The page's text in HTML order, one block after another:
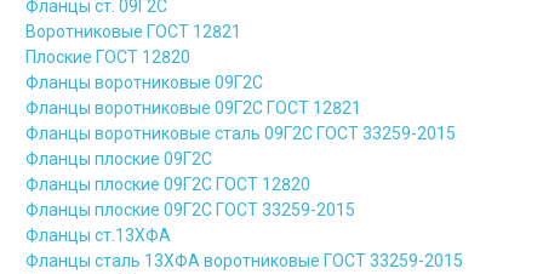
Фланцы ст. 09Г2С
Воротниковые ГОСТ 12821
Плоские ГОСТ 12820
Фланцы воротниковые 09Г2С
Фланцы воротниковые 09Г2С ГОСТ 12821
Фланцы воротниковые сталь 09Г2С ГОСТ 33259-2015
Фланцы плоские 09Г2С
Фланцы плоские 09Г2С ГОСТ 12820
Фланцы плоские 09Г2С ГОСТ 33259-2015
Фланцы ст.13ХФА
Фланцы сталь 13ХФА воротниковые ГОСТ 33259-2015